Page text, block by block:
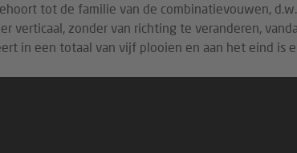
tot de familie van de combinatievouwen,
verticaal, zonder van richting te veranderen,
in een totaal van vijf plooien en aan het eind is